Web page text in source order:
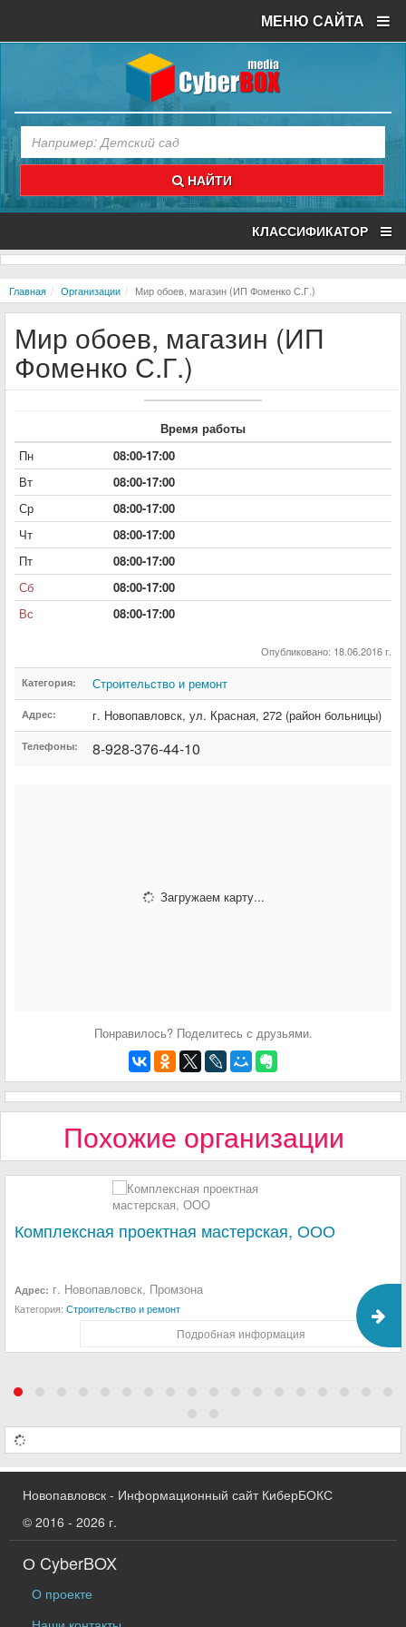
МЕНЮ САЙТА
НАЙТИ
КЛАССИФИКАТОР
Главная Организации Мир обоев, магазин (ИП Фоменко С.Г.)
Мир обоев, магазин (ИП
Фоменко С.Г.)
Время работы
Пн
08:00-17:00
Вт
08:00-17:00
Ср
08:00-17:00
Чт
08:00-17:00
Пт
08:00-17:00
Сб
08:00-17:00
Вс
08:00-17:00
Опубликовано: 18.06.2016 г.
Категория: Строительство и ремонт
Адрес: г. Новопавловск, ул. Красная, 272 (район больницы)
Телефоны: 8-928-376-44-10
Загружаем карту...
Понравилось? Поделитесь с друзьями.
Похожие организации
Комплексная проектная мастерская, ООО
Адрес: г. Новопавловск, Промзона
Категория: Строительство и ремонт
Подробная информация
Новопавловск - Информационный сайт КиберБОКС
© 2016 - 2026 г.
О CyberBOX
О проекте